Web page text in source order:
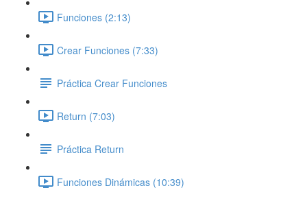
Funciones (2:13)
Crear Funciones (7:33)
Práctica Crear Funciones
Return (7:03)
Práctica Return
Funciones Dinámicas (10:39)